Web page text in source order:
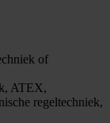
of
ATEX,
regeltechniek,